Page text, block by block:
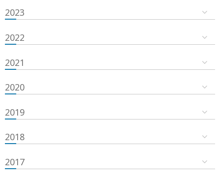
2023
2022
2021
2020
2019
2018
2017